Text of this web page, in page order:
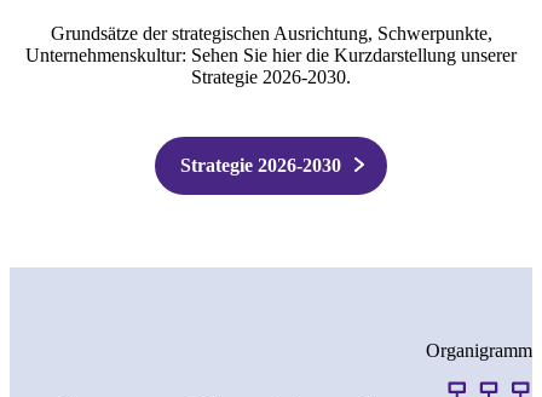
Grundsätze der strategischen Ausrichtung, Schwerpunkte,
Unternehmenskultur: Sehen Sie hier die Kurzdarstellung unserer
Strategie 2026-2030.
Strategie 2026-2030
Organigramm